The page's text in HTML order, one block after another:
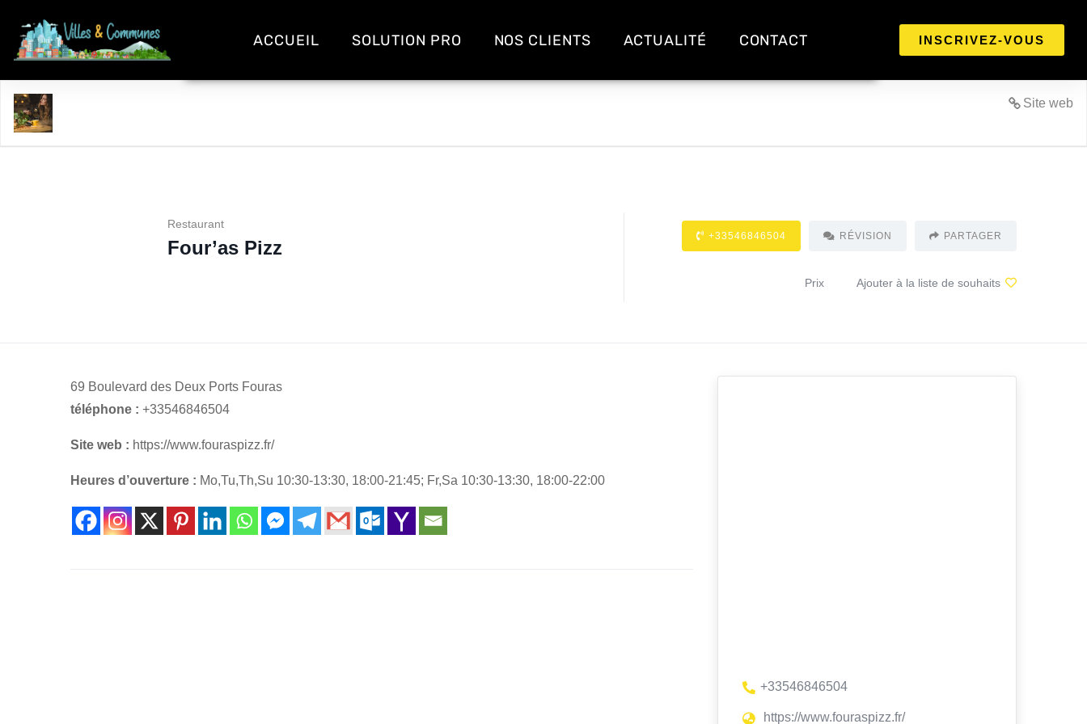
ACCUEIL SOLUTION PRO NOS CLIENTS ACTUALITÉ CONTACT INSCRIVEZ-VOUS
Site web
Restaurant
Four’as Pizz
+33546846504 RÉVISION PARTAGER
Prix Ajouter à la liste de souhaits
69 Boulevard des Deux Ports Fouras
téléphone : +33546846504
Site web : https://www.fouraspizz.fr/
Heures d’ouverture : Mo,Tu,Th,Su 10:30-13:30, 18:00-21:45; Fr,Sa 10:30-13:30, 18:00-22:00
+33546846504
https://www.fouraspizz.fr/